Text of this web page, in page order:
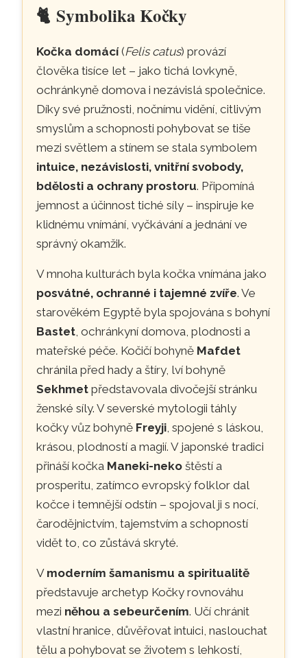
🐈Symbolika Kočky
Kočka domácí(Felis catus) provází
člověka tisíce let – jako tichá lovkyně,
ochránkyně domova i nezávislá společnice.
Díky své pružnosti, nočnímu vidění, citlivým
smyslům a schopnosti pohybovat se tiše
mezi světlem a stínem se stala symbolem
intuice, nezávislosti, vnitřní svobody,
bdělosti a ochrany prostoru. Připomíná
jemnost a účinnost tiché síly – inspiruje ke
klidnému vnímání, vyčkávání a jednání ve
správný okamžik.
V mnoha kulturách byla kočka vnímána jako
posvátné, ochranné i tajemné zvíře. Ve
starověkém Egyptě byla spojována s bohyní
Bastet, ochránkyní domova, plodnosti a
mateřské péče. Kočičí bohyně Mafdet
chránila před hady a štíry, lví bohyně
Sekhmet představovala divočejší stránku
ženské síly. V severské mytologii táhly
kočky vůz bohyně Freyji, spojené s láskou,
krásou, plodností a magií. V japonské tradici
přináší kočka Maneki-neko štěstí a
prosperitu, zatímco evropský folklor dal
kočce i temnější odstín – spojoval ji s nocí,
čarodějnictvím, tajemstvím a schopností
vidět to, co zůstává skryté.
V moderním šamanismu a spiritualitě
představuje archetyp Kočky rovnováhu
mezi něhou a sebeurčením. Učí chránit
vlastní hranice, důvěřovat intuici, naslouchat
tělu a pohybovat se životem s lehkostí,